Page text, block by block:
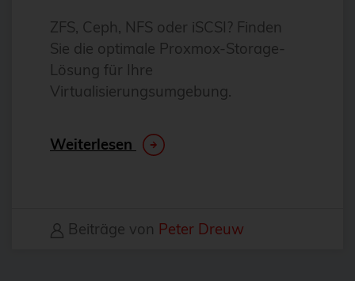
esxi
Evaluierung
Event
fcgiwrap
Firewall
ZFS, Ceph, NFS oder iSCSI? Finden
Sie die optimale Proxmox-Storage-
Lösung für Ihre
Virtualisierungsumgebung.
Weiterlesen
Beiträge von Peter Dreuw